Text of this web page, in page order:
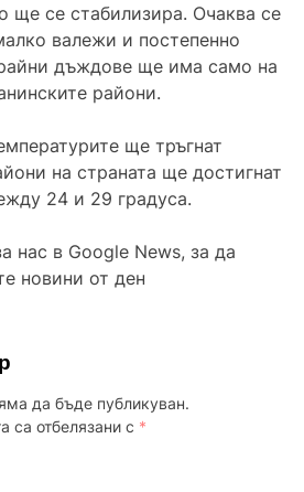
ще се стабилизира. Очаква се
валежи и постепенно
дъждове ще има само на
райони.
ще тръгнат
на страната ще достигнат
24 и 29 градуса.
нас в Google News, за да
новини от ден
да бъде публикуван.
са отбелязани с *